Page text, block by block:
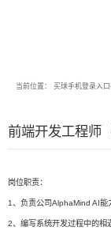
当前位置： 买球手机登录入口
前端开发工程师
岗位职责：
1、负责公司AlphaMind AI能
2、编写系统开发过程中的相